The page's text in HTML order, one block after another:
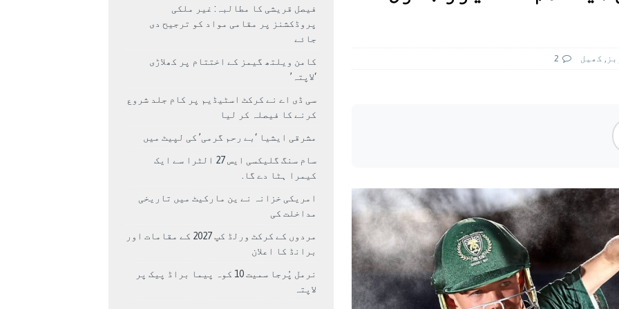
غیر ملکی پروڈکشنز پر مقامی مواد کو ترجیح دی جائے
, کھيل 2
فیصل قریشی کا مطالبہ: غیر ملکی
پروڈکشنز پر مقامی مواد کو ترجیح دی
جائے
کامن ویلتھ گیمز کے اختتام پر کھلاڑی
‘لاپتہ’
سی ڈی اے نے کرکٹ اسٹیڈیم پر کام جلد شروع
کرنے کا فیصلہ کر لیا
مشرقی ایشیا ‘بے رحم گرمی’ کی لپیٹ میں
سام سنگ گلیکسی ایس 27 الٹرا سے ایک
کیمرا ہٹا دے گا.
امریکی خزانہ نے ین مارکیٹ میں تاریخی
مداخلت کی
مردوں کے کرکٹ ورلڈ کپ 2027 کے مقامات اور
برانڈ کا اعلان
نرمل پُرجا سمیت 10 کوہ پیما براڈ پیک پر
لاپتہ